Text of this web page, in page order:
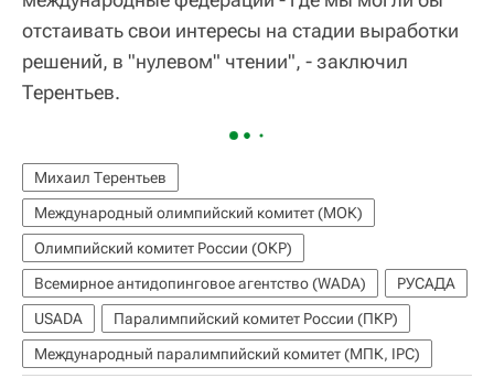
отстаивать свои интересы на стадии выработки
решений, в "нулевом" чтении", - заключил
Терентьев.
Михаил Терентьев
Международный олимпийский комитет (МОК)
Олимпийский комитет России (ОКР)
Всемирное антидопинговое агентство (WADA)
РУСАДА
USADA
Паралимпийский комитет России (ПКР)
Международный паралимпийский комитет (МПК, IPC)